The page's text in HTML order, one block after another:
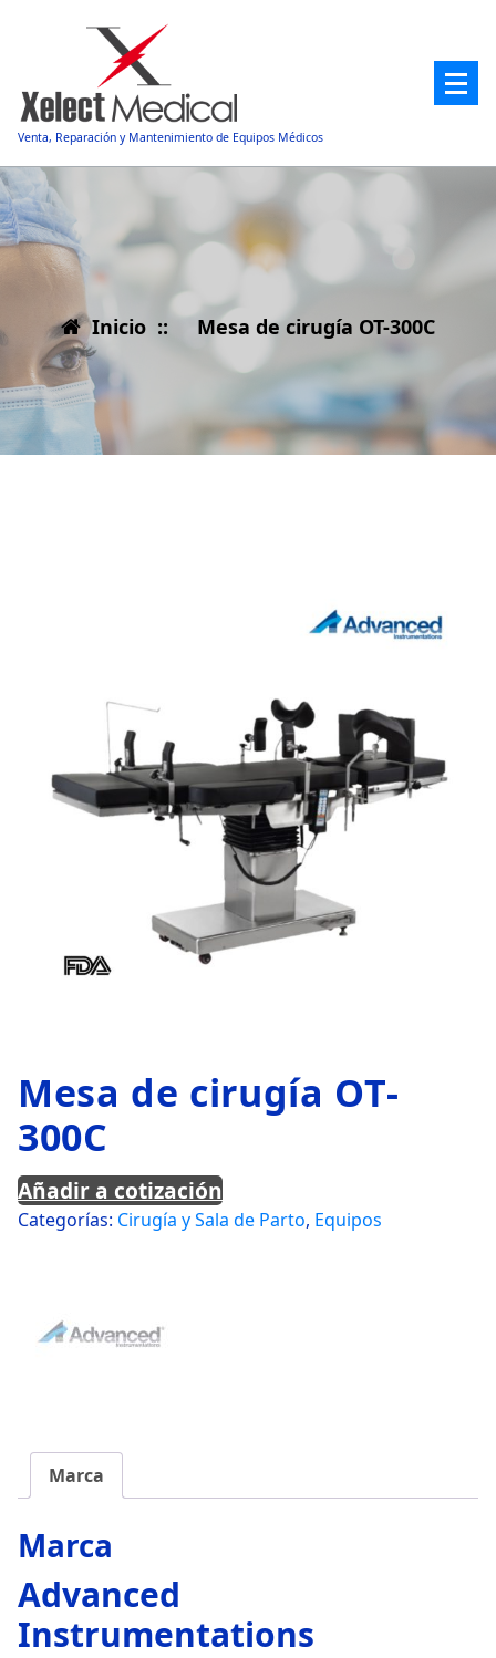
Venta, Reparación y Mantenimiento de Equipos Médicos
Inicio :: Mesa de cirugía OT-300C
Mesa de cirugía OT-
300C
Añadir a cotización
Categorías: Cirugía y Sala de Parto, Equipos
Marca
Marca
Advanced
Instrumentations